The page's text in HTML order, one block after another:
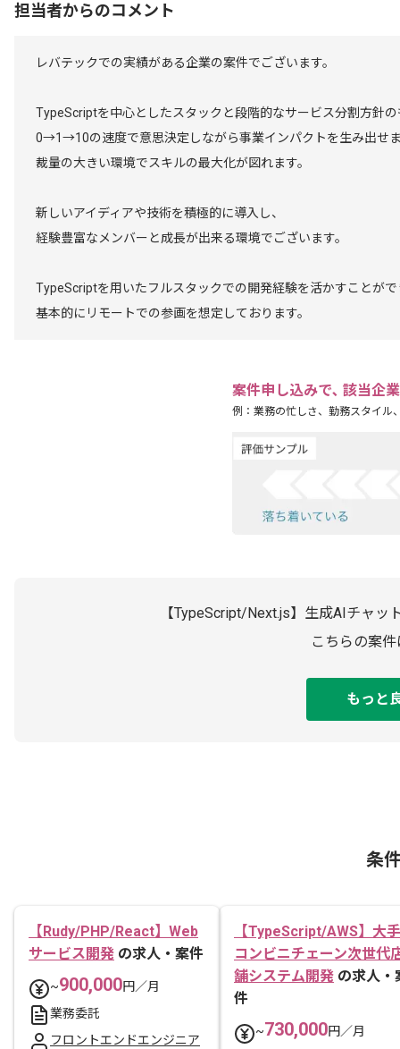
担当者からのコメント
レバテックでの実績がある企業の案件でございます。
TypeScriptを中心としたスタックと段階的なサービス分割方針
0→1→10の速度で意思決定しながら事業インパクトを生み出せ
裁量の大きい環境でスキルの最大化が図れます。
新しいアイディアや技術を積極的に導入し、
経験豊富なメンバーと成長が出来る環境でございます。
TypeScriptを用いたフルスタックでの開発経験を活かすことがで
基本的にリモートでの参画を想定しております。
案件申し込みで､ 該当企
例：業務の忙しさ、勤務スタイル
【TypeScript/Next.js】生成AIチャ
こちらの案
もっと
条
【Rudy/PHP/React】Web
サービス開発 の求人・案件
~900,000円／月
業務委託
フロントエンドエンジニア
【TypeScript/AWS】大手
コンビニチェーン次世代
舗システム開発 の求人・
件
~730,000円／月